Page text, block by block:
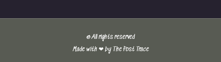
© All rights reserved
Made with ❤ by The Post Trace